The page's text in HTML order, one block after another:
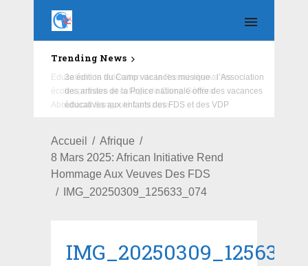
Trending News
Education : la fédération de la Russie rénove les
écoles primaire et collège du Camp Général
Aboubacar Sangoulé Lamizana
Accueil
Afrique
8 Mars 2025: African Initiative Rend
Hommage Aux Veuves Des FDS
IMG_20250309_125633_074